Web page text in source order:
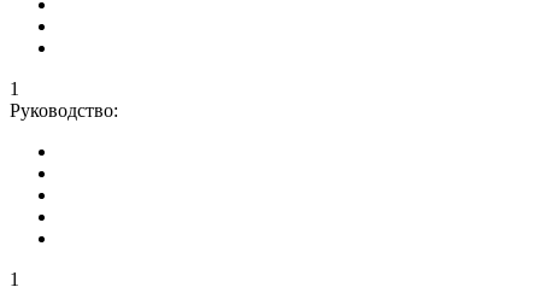
1
Руководство:
1